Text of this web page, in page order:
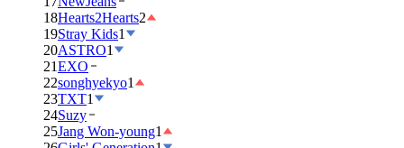
18Hearts2Hearts2
19Stray Kids1
20ASTRO1
21EXO
22songhyekyo1
23TXT1
24Suzy
25Jang Won-young1